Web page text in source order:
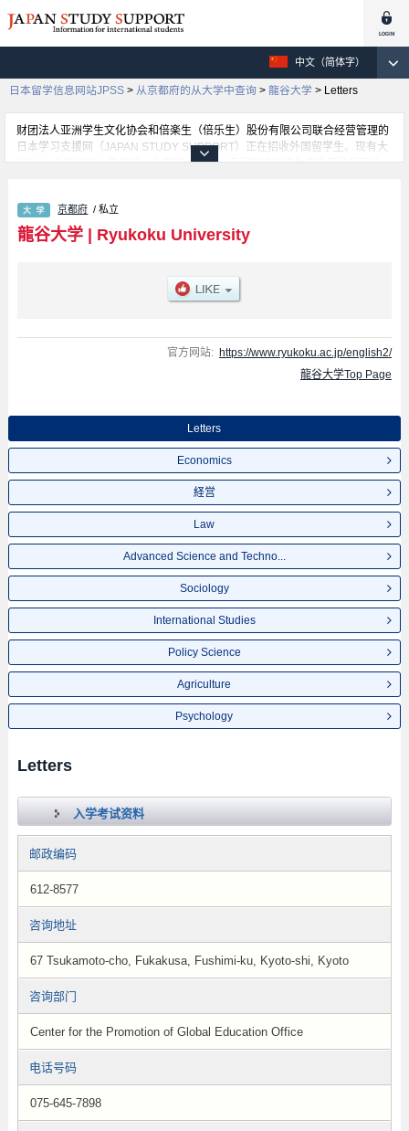
中文（简体字）
日本留学信息网站JPSS > 从京都府的从大学中查询 > 龍谷大学 > Letters
财团法人亚洲学生文化协会和倍楽生（倍乐生）股份有限公司联合经营管理的
日本学习支援网（JAPAN STUDY SUPPORT）正在招收外国留学生。现有大
约1300个学校的大学学部、大学院、短大、专门学校的招生信息正登载于此
経営 学部、Law 学部、Advanced Science and Technology 学部、Sociology
学部、International Studies 学部、Policy Science 学部、Agriculture 学部、
Psychology 学部等各学部的不同信息。招收名额、合格人数等考试信息，以
京都府 / 私立
龍谷大学| Ryukoku University
官方网站: https://www.ryukoku.ac.jp/english2/
龍谷大学Top Page
Letters
Economics
経営
Law
Advanced Science and Techno...
Sociology
International Studies
Policy Science
Agriculture
Psychology
Letters
入学考试资料
邮政编码
612-8577
咨询地址
67 Tsukamoto-cho, Fukakusa, Fushimi-ku, Kyoto-shi, Kyoto
咨询部门
Center for the Promotion of Global Education Office
电话号码
075-645-7898